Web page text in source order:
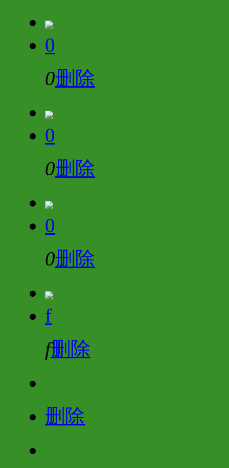
0
0删除
0
0删除
0
0删除
f
f删除
删除